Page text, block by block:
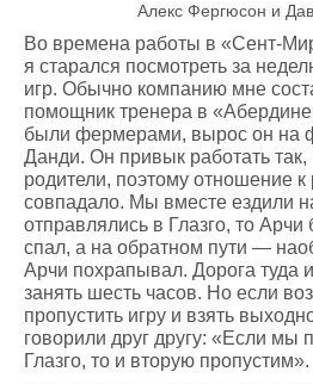
Алекс Фергюсон и
Во времена работы в «Сент-
я старался посмотреть за
игр. Обычно компанию мне
помощник тренера в
были фермерами, вырос он на
Данди. Он привык работать так,
родители, поэтому отношение к
совпадало. Мы вместе ездили
отправлялись в Глазго, то
спал, а на обратном пути —
Арчи похрапывал. Дорога туда
занять шесть часов. Но если
пропустить игру и взять
говорили друг другу: «Если мы
Глазго, то и вторую пропустим».